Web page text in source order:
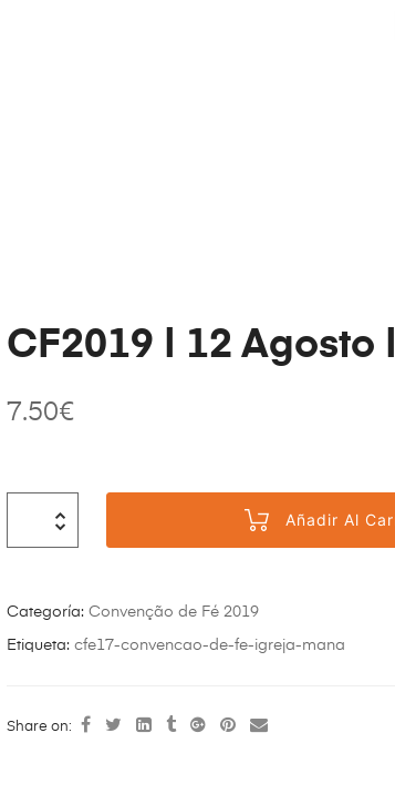
CF2019 | 12 Agosto
7.50€
Añadir Al
Categoría: Convenção de Fé 2019
Etiqueta: cfe17-convencao-de-fe-igreja-mana
Share on: